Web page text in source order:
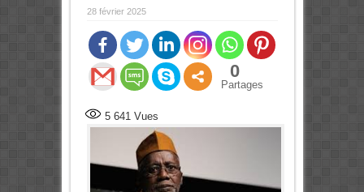
28 février 2025
0
Partages
5 641Vues